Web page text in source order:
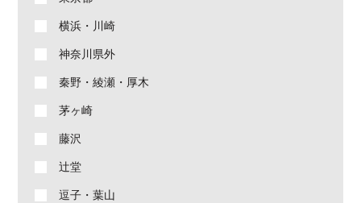
横浜・川崎
神奈川県外
秦野・綾瀬・厚木
茅ヶ崎
藤沢
辻堂
逗子・葉山